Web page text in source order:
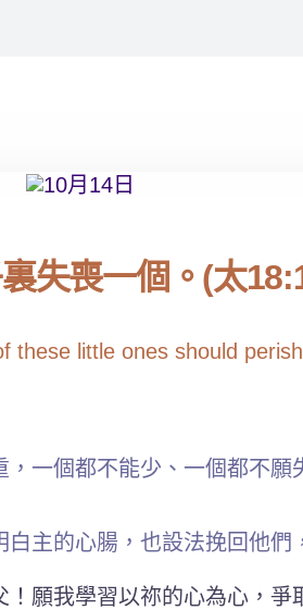
失喪一個。(太
these little ones should
一個都不能少、一個都不
主的心腸，也設法挽回他們
願我學習以祢的心為心，爭